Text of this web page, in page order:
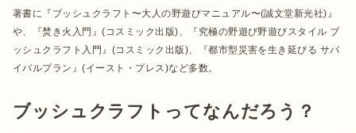
著書に『ブッシュクラフト〜大人の野遊びマニュアル〜(誠文堂新光社)』
や、『焚き火入門』(コスミック出版)、『究極の野遊び野遊びスタイル ブ
ッシュクラフト入門』(コスミック出版)、『都市型災害を生き延びる サバ
イバルプラン』(イースト・プレス)など多数。
ブッシュクラフトってなんだろう？